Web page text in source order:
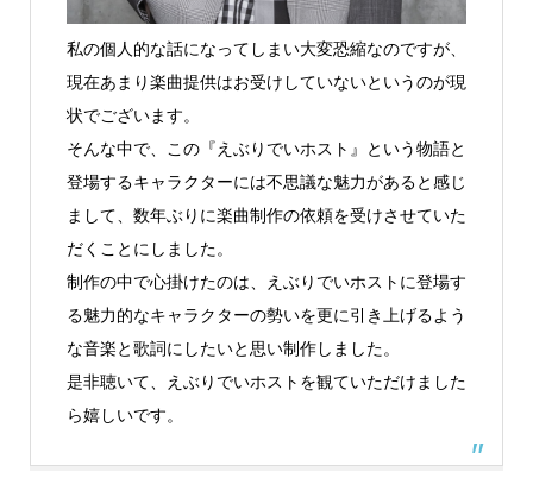
私の個人的な話になってしまい大変恐縮なのですが、
現在あまり楽曲提供はお受けしていないというのが現
状でございます。
そんな中で、この『えぶりでいホスト』という物語と
登場するキャラクターには不思議な魅力があると感じ
まして、数年ぶりに楽曲制作の依頼を受けさせていた
だくことにしました。
制作の中で心掛けたのは、えぶりでいホストに登場す
る魅力的なキャラクターの勢いを更に引き上げるよう
な音楽と歌詞にしたいと思い制作しました。
是非聴いて、えぶりでいホストを観ていただけました
ら嬉しいです。